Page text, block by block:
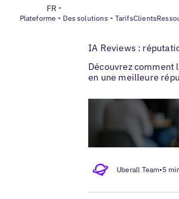
Plateforme Des solutions TarifsClients
FR
Blogs> Gestion des avis
IA Reviews :
Découvrez
en une meilleure
Uberall Team•5